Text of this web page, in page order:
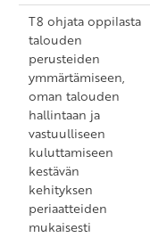
T8 ohjata oppilasta
talouden
perusteiden
ymmärtämiseen,
oman talouden
hallintaan ja
vastuulliseen
kuluttamiseen
kestävän
kehityksen
periaatteiden
mukaisesti